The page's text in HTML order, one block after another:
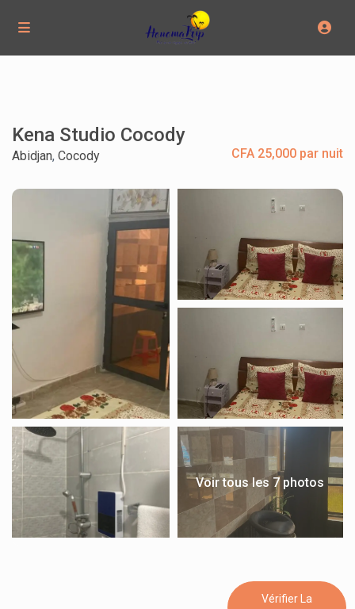
Kena Studio Cocody
CFA 25,000 par nuit
Abidjan,Cocody
Voir tous les 7 photos
Vérifier La